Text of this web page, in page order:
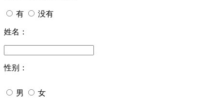
有 没有
姓名：
性别：
男 女